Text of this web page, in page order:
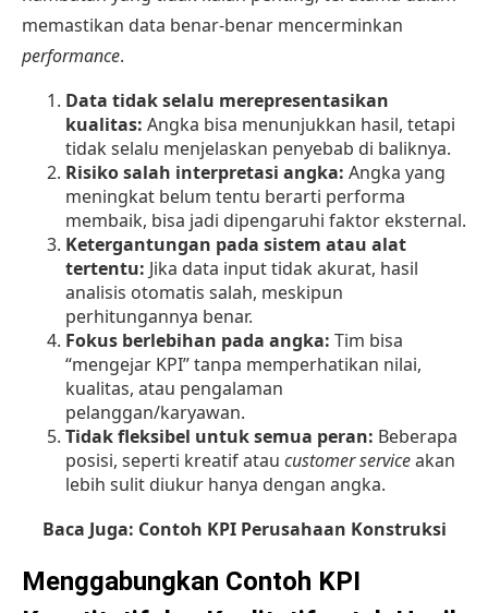
memastikan data benar-benar mencerminkan
performance.
Data tidak selalu merepresentasikan
kualitas: Angka bisa menunjukkan hasil, tetapi
tidak selalu menjelaskan penyebab di baliknya.
Risiko salah interpretasi angka: Angka yang
meningkat belum tentu berarti performa
membaik, bisa jadi dipengaruhi faktor eksternal.
Ketergantungan pada sistem atau alat
tertentu: Jika data input tidak akurat, hasil
analisis otomatis salah, meskipun
perhitungannya benar.
Fokus berlebihan pada angka: Tim bisa
“mengejar KPI” tanpa memperhatikan nilai,
kualitas, atau pengalaman
pelanggan/karyawan.
Tidak fleksibel untuk semua peran: Beberapa
posisi, seperti kreatif atau customer serviceakan
lebih sulit diukur hanya dengan angka.
Baca Juga: Contoh KPI Perusahaan Konstruksi
Menggabungkan Contoh KPI